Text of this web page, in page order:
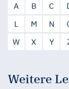
A B C
L
M N
W
X Y
Weitere